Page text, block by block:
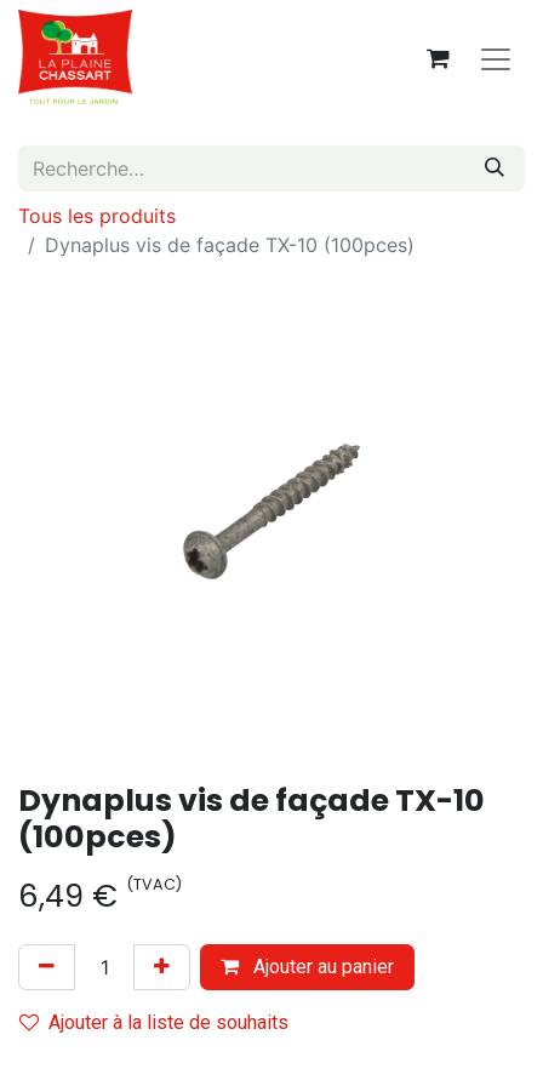
Tous les produits
Dynaplus vis de façade TX-10 (100pces)
Dynaplus vis de façade TX-10
(100pces)
6,49 € (TVAC)
Ajouter au panier
Ajouter à la liste de souhaits